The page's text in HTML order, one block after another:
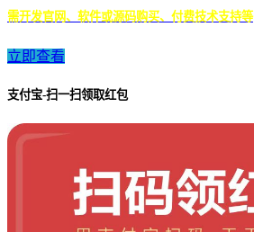
需开发官网、软件或源码购买、付费技术支持等
立即查看
支付宝-扫一扫领取红包